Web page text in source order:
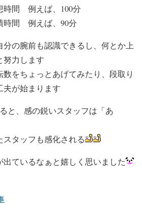
時間 例えば、100分
時間 例えば、90分
分の腕前も認識できるし、何とか上
努力します
をちょっとあげてみたり、段取り
夫が始まります
と、感の鋭いスタッフは「あ
タッフも感化される
ているなぁと嬉しく思いました